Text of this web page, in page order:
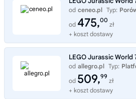
od ceneo.pl Typ:
od 475,00
zł
+ koszt dostawy
od allegro.pl Typ:
od 509,99
zł
+ koszt dostawy